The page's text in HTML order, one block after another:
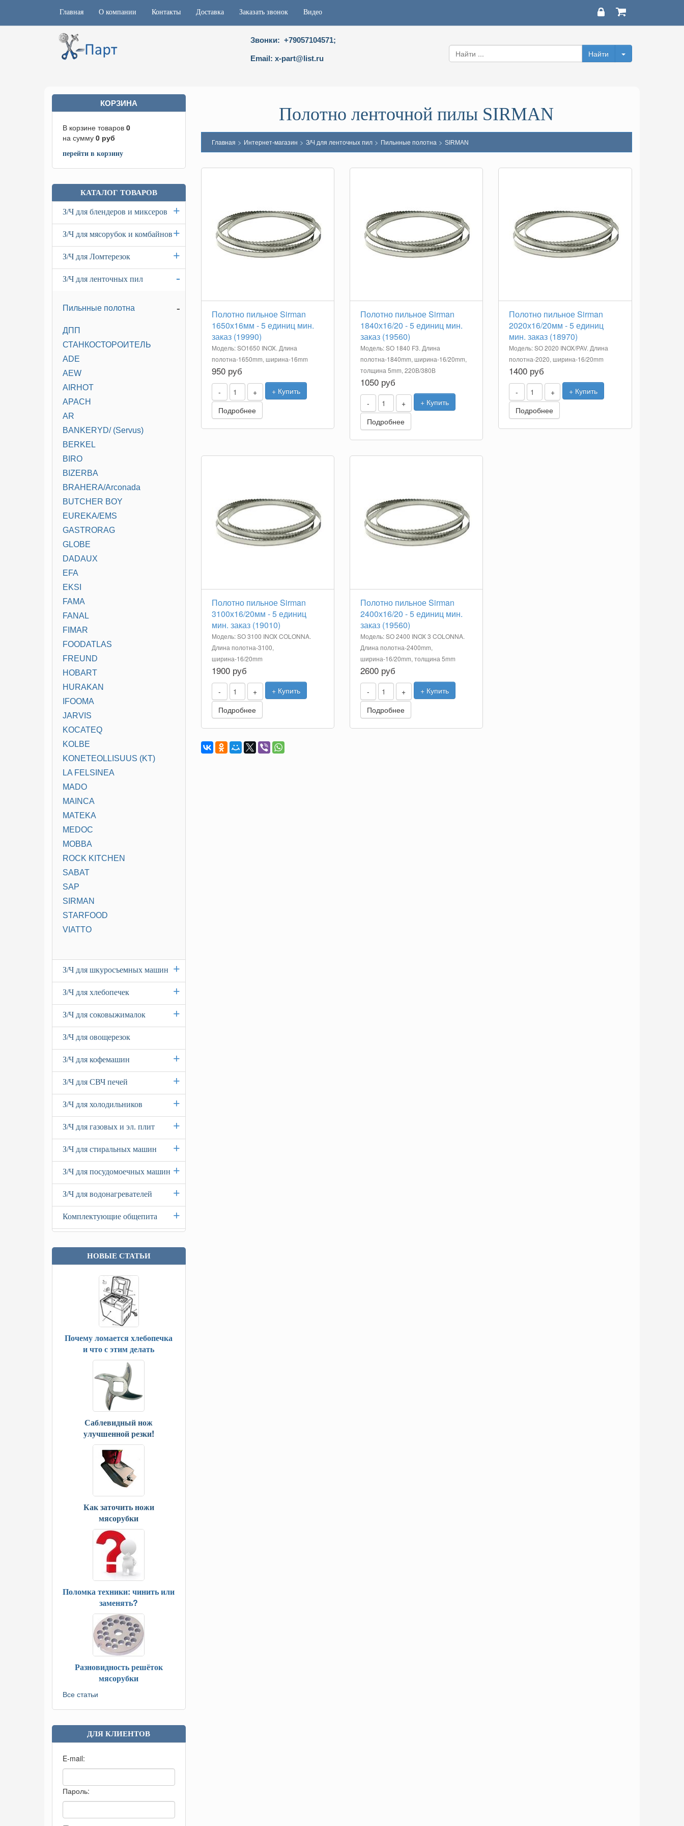
Главная О компании Контакты Доставка Заказать звонок Видео
Звонки: +79057104571;
Email: x-part@list.ru
Полотно ленточной пилы SIRMAN
Главная > Интернет-магазин > З/Ч для ленточных пил> Пильнные полотна> SIRMAN
Полотно пильное Sirman
1650х16мм - 5 единиц мин.
заказ (19990)
Модель: SO1650 INOX. Длина
полотна-1650mm, ширина-16mm
950 руб
- +
+ Купить
Подробнее
Полотно пильное Sirman
1840х16/20 - 5 единиц мин.
заказ (19560)
Модель: SO 1840 F3. Длина
полотна-1840mm, ширина-16/20mm,
толщина 5mm, 220В/380В
1050 руб
- +
+ Купить
Подробнее
Полотно пильное Sirman
2020х16/20мм - 5 единиц
мин. заказ (18970)
Модель: SO 2020 INOX/PAV. Длина
полотна-2020, ширина-16/20mm
1400 руб
- +
+ Купить
Подробнее
Полотно пильное Sirman
3100х16/20мм - 5 единиц
мин. заказ (19010)
Модель: SO 3100 INOX COLONNA.
Длина полотна-3100,
ширина-16/20mm
1900 руб
- +
+ Купить
Подробнее
Полотно пильное Sirman
2400х16/20 - 5 единиц мин.
заказ (19560)
Модель: SO 2400 INOX 3 COLONNA.
Длина полотна-2400mm,
ширина-16/20mm, толщина 5mm
2600 руб
- +
+ Купить
Подробнее
КОРЗИНА
В корзине товаров 0
на сумму 0 руб
перейти в корзину
КАТАЛОГ ТОВАРОВ
+
З/Ч для блендеров и миксеров
+
З/Ч для мясорубок и комбайнов
+
З/Ч для Ломтерезок
-
З/Ч для ленточных пил
-
Пильнные полотна
ДПП
СТАНКОСТОРОИТЕЛЬ
ADE
AEW
AIRHOT
APACH
AR
BANKERYD/ (Servus)
BERKEL
BIRO
BIZERBA
BRAHERA/Arconada
BUTCHER BOY
EUREKA/EMS
GASTRORAG
GLOBE
DADAUX
EFA
EKSI
FAMA
FANAL
FIMAR
FOODATLAS
FREUND
HOBART
HURAKAN
IFOOMA
JARVIS
KOCATEQ
KOLBE
KONETEOLLISUUS (KT)
LA FELSINEA
MADO
MAINCA
MATEKA
MEDOC
MOBBA
ROCK KITCHEN
SABAT
SAP
SIRMAN
STARFOOD
VIATTO
+
З/Ч для шкуросъемных машин
+
З/Ч для хлебопечек
+
З/Ч для соковыжималок
З/Ч для овощерезок
+
З/Ч для кофемашин
+
З/Ч для СВЧ печей
+
З/Ч для холодильников
+
З/Ч для газовых и эл. плит
+
З/Ч для стиральных машин
+
З/Ч для посудомоечных машин
+
З/Ч для водонагревателей
+
Комплектующие общепита
НОВЫЕ СТАТЬИ
Почему ломается хлебопечка
и что с этим делать
Саблевидный нож
улучшенной резки!
Как заточить ножи
мясорубки
Поломка техники: чинить или
заменять?
Разновидность решёток
мясорубки
Все статьи
ДЛЯ КЛИЕНТОВ
E-mail:
Пароль: